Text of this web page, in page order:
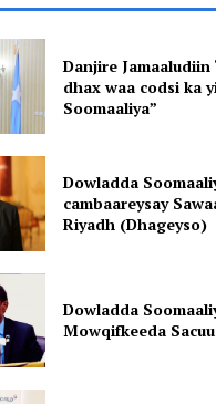
Danjire
dhax waa codsi ka
Soomaaliya”
Dowladda
cambaareysay
Riyadh (Dhageyso)
Dowladda
Mowqifkeeda